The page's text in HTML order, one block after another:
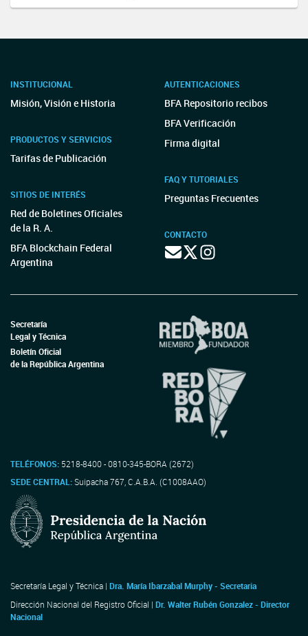
INSTITUCIONAL
Misión, Visión e Historia
PRODUCTOS Y SERVICIOS
Tarifas de Publicación
SITIOS DE INTERÉS
Red de Boletines Oficiales
de la R. A.
BFA Blockchain Federal
Argentina
AUTENTICACIONES
BFA Repositorio recibos
BFA Verificación
Firma digital
FAQ Y TUTORIALES
Preguntas Frecuentes
CONTACTO
Secretaría
Legal y Técnica
Boletín Oficial
de la República Argentina
TELÉFONOS: 5218-8400 - 0810-345-BORA (2672)
SEDE CENTRAL:Suipacha 767, C.A.B.A. (C1008AAO)
Secretaría Legal y Técnica | Dra. María Ibarzabal Murphy - Secretaria
Dirección Nacional del Registro Oficial | Dr. Walter Rubén Gonzalez - Director
Nacional